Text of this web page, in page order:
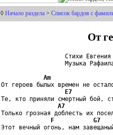
◊ Начало раздела > Список бардов с
От
Стихи Евгения
Музыка
Am
От героев былых времен не
E7
Те, кто приняли смертный бой,
A7
Только грозная доблесть их
F
G7
Этот вечный огонь, нам